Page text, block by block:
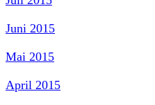
Juni 2015
Mai 2015
April 2015